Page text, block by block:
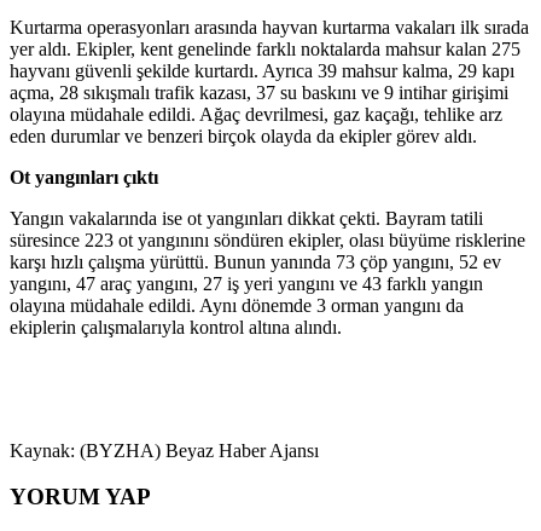
Kurtarma operasyonları arasında hayvan kurtarma vakaları ilk sırada
yer aldı. Ekipler, kent genelinde farklı noktalarda mahsur kalan 275
hayvanı güvenli şekilde kurtardı. Ayrıca 39 mahsur kalma, 29 kapı
açma, 28 sıkışmalı trafik kazası, 37 su baskını ve 9 intihar girişimi
olayına müdahale edildi. Ağaç devrilmesi, gaz kaçağı, tehlike arz
eden durumlar ve benzeri birçok olayda da ekipler görev aldı.
Ot yangınları çıktı
Yangın vakalarında ise ot yangınları dikkat çekti. Bayram tatili
süresince 223 ot yangınını söndüren ekipler, olası büyüme risklerine
karşı hızlı çalışma yürüttü. Bunun yanında 73 çöp yangını, 52 ev
yangını, 47 araç yangını, 27 iş yeri yangını ve 43 farklı yangın
olayına müdahale edildi. Aynı dönemde 3 orman yangını da
ekiplerin çalışmalarıyla kontrol altına alındı.
Kaynak: (BYZHA) Beyaz Haber Ajansı
YORUM YAP